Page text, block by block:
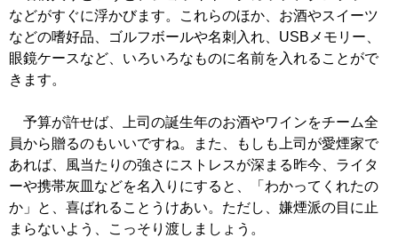
などがすぐに浮かびます。これらのほか、お酒やスイーツ
などの嗜好品、ゴルフボールや名刺入れ、USBメモリー、
眼鏡ケースなど、いろいろなものに名前を入れることがで
きます。
予算が許せば、上司の誕生年のお酒やワインをチーム全
員から贈るのもいいですね。また、もしも上司が愛煙家で
あれば、風当たりの強さにストレスが深まる昨今、ライタ
ーや携帯灰皿などを名入りにすると、「わかってくれたの
か」と、喜ばれることうけあい。ただし、嫌煙派の目に止
まらないよう、こっそり渡しましょう。